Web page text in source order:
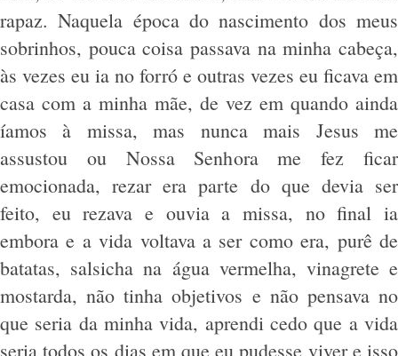
rapaz. Naquela época do nascimento dos meus
sobrinhos, pouca coisa passava na minha cabeça,
às vezes eu ia no forró e outras vezes eu ficava em
casa com a minha mãe, de vez em quando ainda
íamos à missa, mas nunca mais Jesus me
assustou ou Nossa Senhora me fez ficar
emocionada, rezar era parte do que devia ser
feito, eu rezava e ouvia a missa, no final ia
embora e a vida voltava a ser como era, purê de
batatas, salsicha na água vermelha, vinagrete e
mostarda, não tinha objetivos e não pensava no
que seria da minha vida, aprendi cedo que a vida
seria todos os dias em que eu pudesse viver e isso